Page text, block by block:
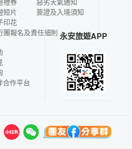
短片
印花
簽證及入境須知
團報名及責任細則
合作平台
永安旅遊APP